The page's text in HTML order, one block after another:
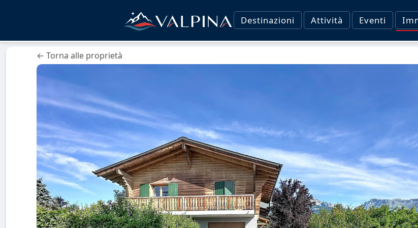
Destinazioni Attività Eventi
← Torna alle proprietà